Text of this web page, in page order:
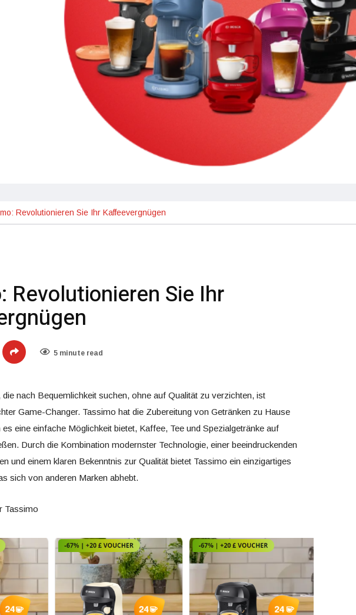
Revolutionieren Sie Ihr Kaffeevergnügen
Revolutionieren Sie Ihr
5 minute read
die nach Bequemlichkeit suchen, ohne auf Qualität zu verzichten, ist
Game-Changer. Tassimo hat die Zubereitung von Getränken zu Hause
eine einfache Möglichkeit bietet, Kaffee, Tee und Spezialgetränke auf
Durch die Kombination modernster Technologie, einer beeindruckenden
und einem klaren Bekenntnis zur Qualität bietet Tassimo ein einzigartiges
sich von anderen Marken abhebt.
Tassimo